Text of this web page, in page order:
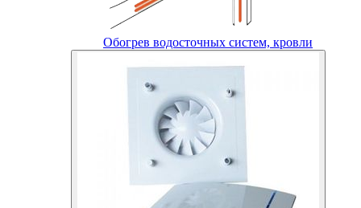
Обогрев водосточных систем, кровли